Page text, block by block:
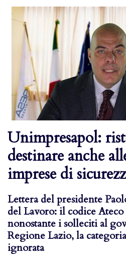
Unimpresapol:
destinare anche
imprese di
Lettera del presidente
del Lavoro: il codice Ateco
nonostante i solleciti al
Regione Lazio, la
ignorata